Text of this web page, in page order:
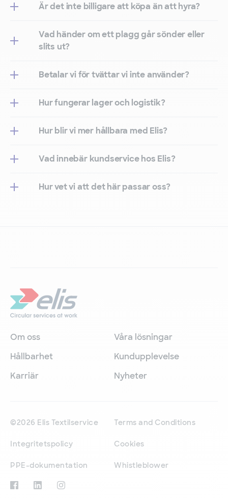
Är det inte billigare att köpa än att hyra?
Vad händer om ett plagg går sönder eller
slits ut?
Betalar vi för tvättar vi inte använder?
Hur fungerar lager och logistik?
Hur blir vi mer hållbara med Elis?
Vad innebär kundservice hos Elis?
Hur vet vi att det här passar oss?
Om oss
Våra lösningar
Hållbarhet
Kundupplevelse
Karriär
Nyheter
©2026 Elis Textilservice Terms and Conditions
Integritetspolicy Cookies
PPE-dokumentation Whistleblower